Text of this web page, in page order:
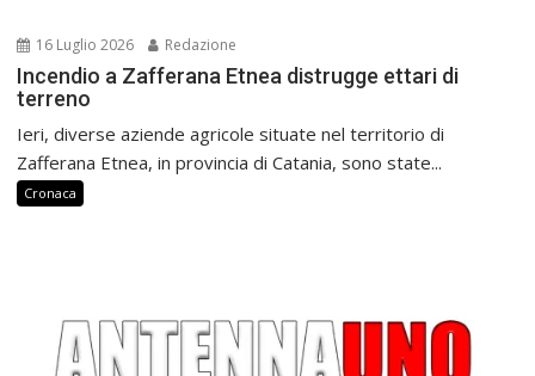
16 Luglio 2026 Redazione
Incendio a Zafferana Etnea distrugge ettari di
terreno
Ieri, diverse aziende agricole situate nel territorio di
Zafferana Etnea, in provincia di Catania, sono state...
Cronaca